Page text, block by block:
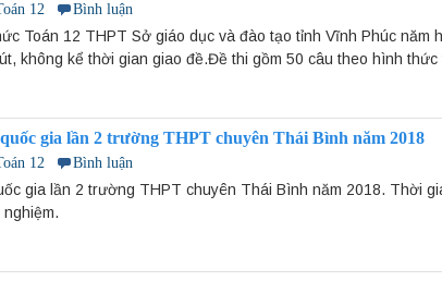
12 Bình luận
Toán 12 THPT Sở giáo dục và đào tạo tỉnh Vĩnh Phúc năm
không kể thời gian giao đề.Đề thi gồm 50 câu theo hình thức
gia lần 2 trường THPT chuyên Thái Bình năm 2018
12 Bình luận
gia lần 2 trường THPT chuyên Thái Bình năm 2018. Thời
nghiệm.